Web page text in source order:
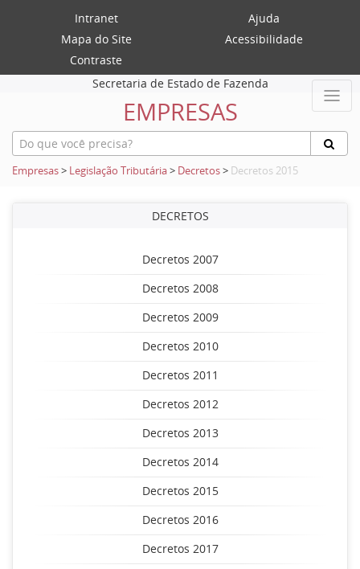
Intranet
Ajuda
Mapa do Site
Acessibilidade
Contraste
Secretaria de Estado de Fazenda
EMPRESAS
Empresas> Legislação Tributária> Decretos> Decretos 2015
DECRETOS
Decretos 2007
Decretos 2008
Decretos 2009
Decretos 2010
Decretos 2011
Decretos 2012
Decretos 2013
Decretos 2014
Decretos 2015
Decretos 2016
Decretos 2017